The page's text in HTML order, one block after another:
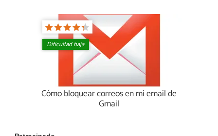
Dificultad baja
Cómo bloquear correos en mi email de
Gmail